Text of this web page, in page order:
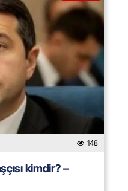
148
kimdir? –